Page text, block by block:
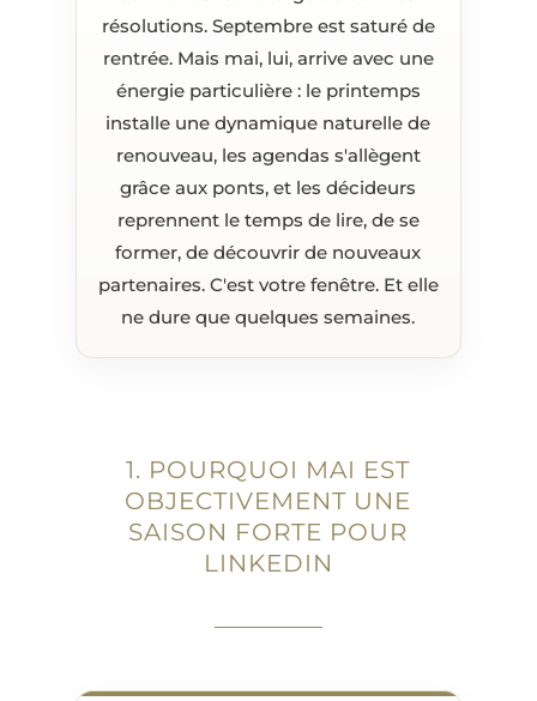
résolutions. Septembre est saturé de
rentrée. Mais mai, lui, arrive avec une
énergie particulière : le printemps
installe une dynamique naturelle de
renouveau, les agendas s'allègent
grâce aux ponts, et les décideurs
reprennent le temps de lire, de se
former, de découvrir de nouveaux
partenaires. C'est votre fenêtre. Et elle
ne dure que quelques semaines.
1. POURQUOI MAI EST
OBJECTIVEMENT UNE
SAISON FORTE POUR
LINKEDIN